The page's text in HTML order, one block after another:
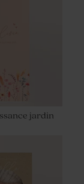
jardin